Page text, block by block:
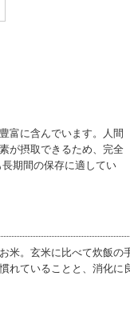
富に含んでいます。人間
が摂取できるため、完全
期間の保存に適してい
米。玄米に比べて炊飯の
ていることと、消化に